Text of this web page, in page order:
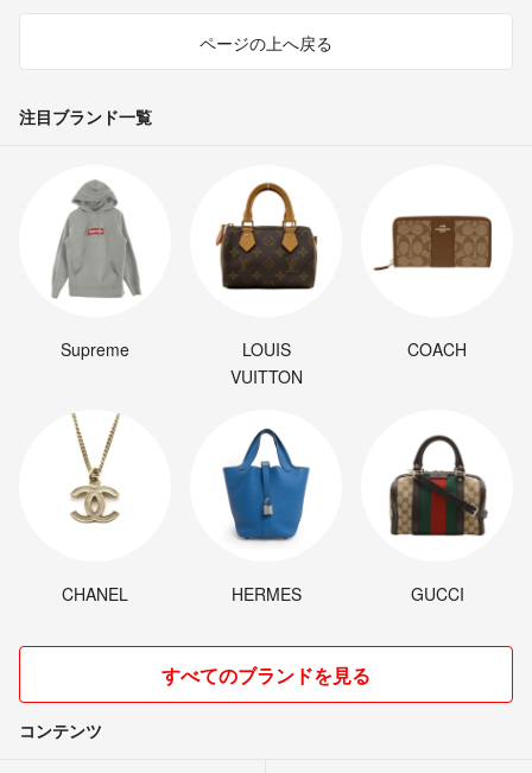
ページの上へ戻る
注目ブランド一覧
Supreme
LOUIS
VUITTON
COACH
CHANEL HERMES GUCCI
すべてのブランドを見る
コンテンツ